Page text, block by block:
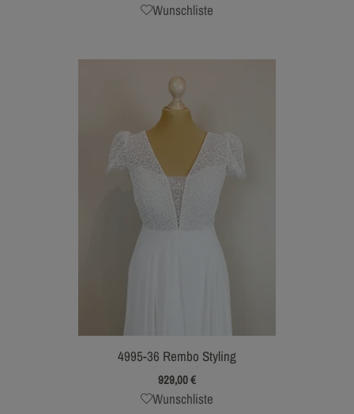
Wunschliste
4995-36 Rembo Styling
929,00€
Wunschliste